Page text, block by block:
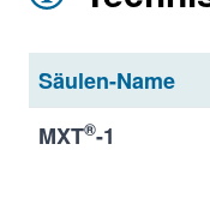
Säulen-Name
MXT®-1